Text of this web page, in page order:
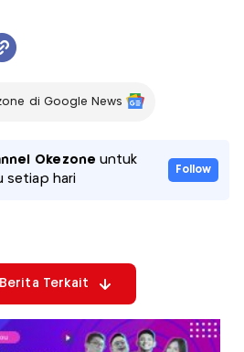
di Google News
Okezone untuk
setiap hari
Follow
Terkait